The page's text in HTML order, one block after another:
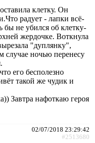
клетку. Он
радует - лапки всё-
бы не убился об клетку-
жердочке. Воткнула
"дуплянку",
случае ночью перенесу
его бесполезно
такой же чудик и
Завтра нафоткаю героя
02/07/2018 23:29:42
#2513680